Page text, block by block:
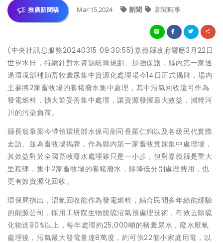
推廣新聞稿 Mar 15,2024 新聞 新聞時事
(中央社訊息服務20240315 09:30:55)嘉義縣政府響應3月22日
世界水日，持續針對水資源統籌規劃、加強保護，縣內第一家透
過環境部補助畜牧糞尿集中資源化處理場今14日正式揭牌，場內
主要將2家畜牧場的養豬廢水集中處理，其中沼氣回收還可作為
發電燃料，擴大並妥善集中處理，讓資源發揮最大效益，減輕河
川的污染負荷。
縣長翁章梁今帶領環境部水保司副司長羅仁鈞以及各級民代實際
走訪、並為畜牧場揭牌，作為縣內第一家畜牧糞尿集中處理場，
其效益對於全國畜牧廢水處理雖只是一小步，但對嘉義縣是重大
里程碑，集中2家畜牧場的養豬廢水，除降低分別處理費用，也
更有效資源化回收。
環保局指出，沼氣回收能作為發電燃料，結合民間多年綠能經驗
的能源公司，採用工研院生物脫硫沼氣預處理技術，有效去除硫
化物達90%以上，每年處理約25,000噸的豬糞尿水，廢水厭氧
處理後，沼氣最大發電量達8萬度，約可供22個小家庭用電，以